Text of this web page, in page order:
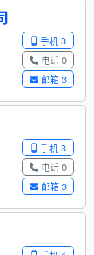
手机 3
电话 0
邮箱 3
手机 3
电话 0
邮箱 3